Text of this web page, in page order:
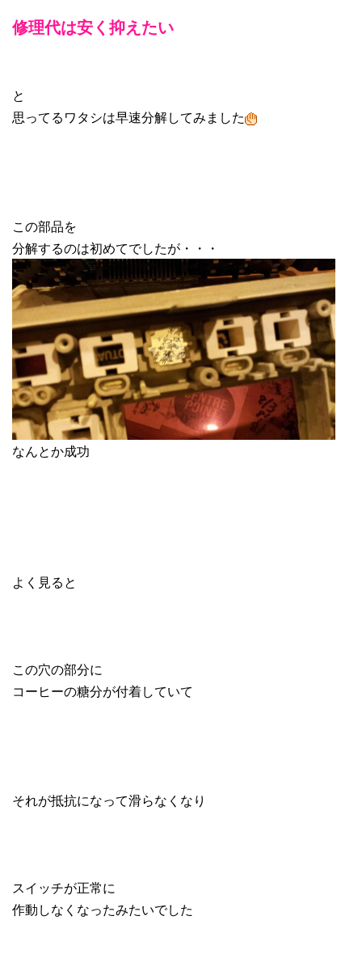
修理代は安く抑えたい
と
思ってるワタシは早速分解してみました
この部品を
分解するのは初めてでしたが・・・
なんとか成功
よく見ると
この穴の部分に
コーヒーの糖分が付着していて
それが抵抗になって滑らなくなり
スイッチが正常に
作動しなくなったみたいでした